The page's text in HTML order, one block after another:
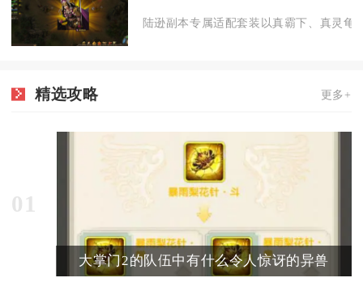
陆逊副本专属适配套装以真霸下、真灵龟
精选攻略 更多+
01
大掌门2的队伍中有什么令人惊讶的异兽